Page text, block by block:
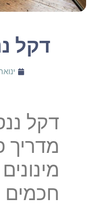
דקל
ינואר 18,
דקל
מדריך
חכמים